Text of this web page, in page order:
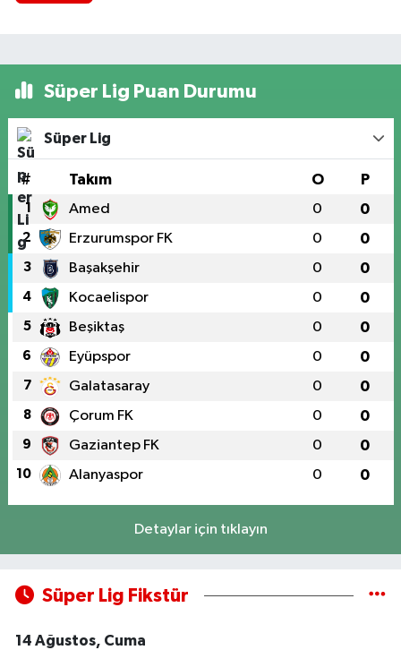
Süper Lig Puan Durumu
Süper Lig
# Takım O P
1 Amed 0 0
2 Erzurumspor FK 0 0
3 Başakşehir 0 0
4 Kocaelispor 0 0
5 Beşiktaş 0 0
6 Eyüpspor 0 0
7 Galatasaray 0 0
8 Çorum FK 0 0
9 Gaziantep FK 0 0
10 Alanyaspor 0 0
Detaylar için tıklayın
Süper Lig Fikstür
14 Ağustos, Cuma